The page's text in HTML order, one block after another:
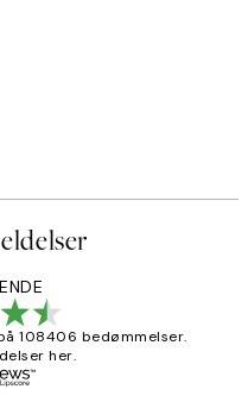
108406 bedømmelser.
her.